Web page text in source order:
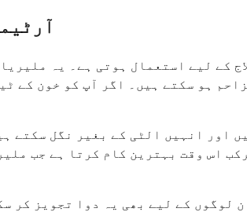
ہو سکتے ہیں۔ اگر آپ کو خون کے
اور انہیں الٹی کے بغیر نگل سکتے
اس وقت بہترین کام کرتا ہے جب
لوگوں کے لیے بھی یہ دوا تجویز کر